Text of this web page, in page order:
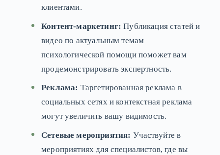
клиентами.
Контент-маркетинг: Публикация статей и
видео по актуальным темам
психологической помощи поможет вам
продемонстрировать экспертность.
Реклама: Таргетированная реклама в
социальных сетях и контекстная реклама
могут увеличить вашу видимость.
Сетевые мероприятия: Участвуйте в
мероприятиях для специалистов, где вы